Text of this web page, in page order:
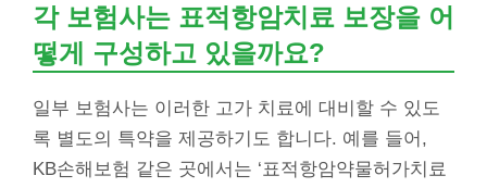
각 보험사는 표적항암치료 보장을 어
떻게 구성하고 있을까요?
일부 보험사는 이러한 고가 치료에 대비할 수 있도
록 별도의 특약을 제공하기도 합니다. 예를 들어,
KB손해보험 같은 곳에서는 ‘표적항암약물허가치료